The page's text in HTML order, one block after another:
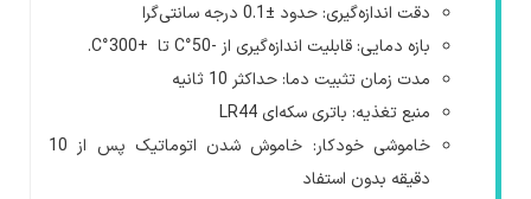
دقت اندازه‌گیری: حدود ±0.1 درجه سانتی‌گرا
بازه دمایی: قابلیت اندازه‌گیری از -50°
Cتا +300° C
.
مدت زمان تثبیت دما: حداکثر 10 ثانیه
منبع تغذیه: باتری سکه‌ای LR44
خاموشی خودکار: خاموش شدن اتوماتیک پس از 10
دقیقه بدون استفاد